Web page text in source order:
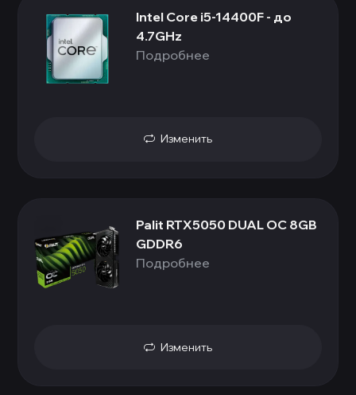
Intel Core i5-14400F - до
4.7GHz
Подробнее
Изменить
Palit RTX5050 DUAL OC 8GB
GDDR6
Подробнее
Изменить